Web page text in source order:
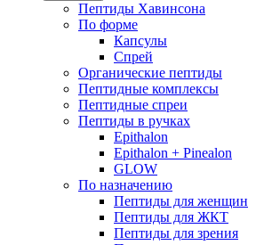
Пептиды Хавинсона
По форме
Капсулы
Спрей
Органические пептиды
Пептидные комплексы
Пептидные спреи
Пептиды в ручках
Epithalon
Epithalon + Pinealon
GLOW
По назначению
Пептиды для женщин
Пептиды для ЖКТ
Пептиды для зрения